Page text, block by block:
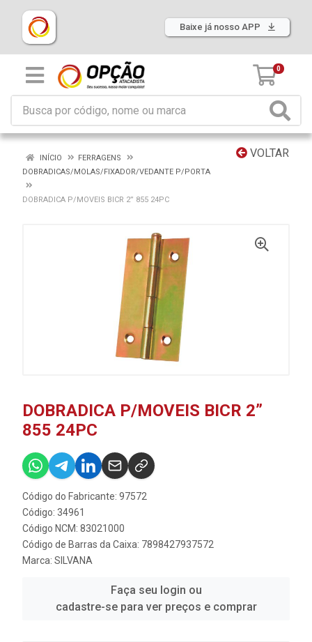
Baixe já nosso APP
0
VOLTAR
INÍCIO
FERRAGENS
DOBRADICAS/MOLAS/FIXADOR/VEDANTE P/PORTA
DOBRADICA P/MOVEIS BICR 2” 855 24PC
DOBRADICA P/MOVEIS BICR 2”
855 24PC
Código do Fabricante: 97572
Código: 34961
Código NCM: 83021000
Código de Barras da Caixa: 7898427937572
Marca: SILVANA
Faça seu login ou
cadastre-se para ver preços e comprar